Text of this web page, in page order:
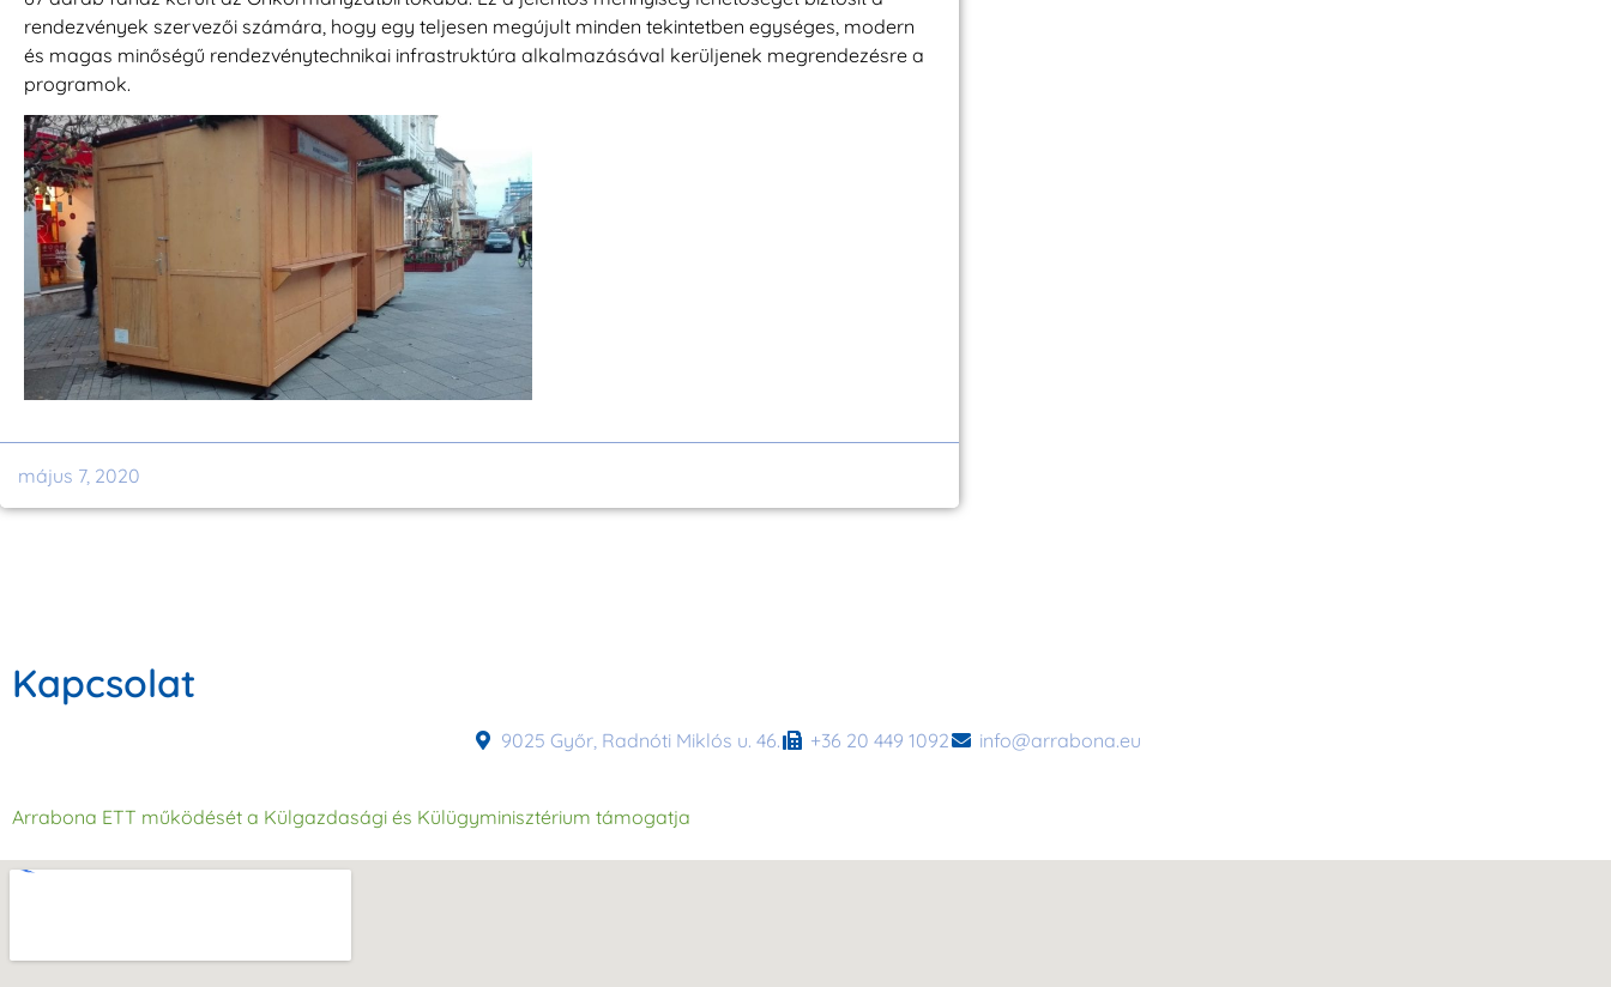
rendezvények szervezői számára, hogy egy teljesen megújult minden tekintetben egységes, modern
és magas minőségű rendezvénytechnikai infrastruktúra alkalmazásával kerüljenek megrendezésre a
programok.
május 7, 2020
Kapcsolat
9025 Győr, Radnóti Miklós u. 46. +36 20 449 1092 info@arrabona.eu
Arrabona ETT működését a Külgazdasági és Külügyminisztérium támogatja